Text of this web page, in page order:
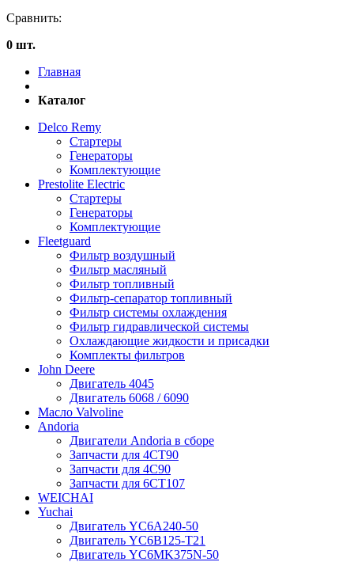
Сравнить:
0 шт.
Главная
Каталог
Delco Remy
Стартеры
Генераторы
Комплектующие
Prestolite Electric
Стартеры
Генераторы
Комплектующие
Fleetguard
Фильтр воздушный
Фильтр масляный
Фильтр топливный
Фильтр-сепаратор топливный
Фильтр системы охлаждения
Фильтр гидравлической системы
Охлаждающие жидкости и присадки
Комплекты фильтров
John Deere
Двигатель 4045
Двигатель 6068 / 6090
Масло Valvoline
Andoria
Двигатели Andoria в сборе
Запчасти для 4CT90
Запчасти для 4С90
Запчасти для 6CT107
WEICHAI
Yuchai
Двигатель YC6A240-50
Двигатель YC6B125-T21
Двигатель YC6MK375N-50